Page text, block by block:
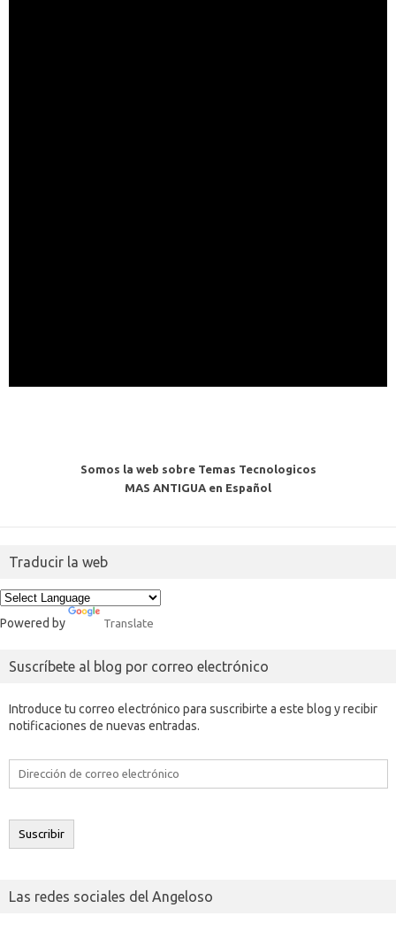
Somos la web sobre Temas Tecnologicos
MAS ANTIGUA en Español
Traducir la web
Powered by Translate
Suscríbete al blog por correo electrónico
Introduce tu correo electrónico para suscribirte a este blog y recibir
notificaciones de nuevas entradas.
Dirección
electrónico
Suscribir
Las redes sociales del Angeloso